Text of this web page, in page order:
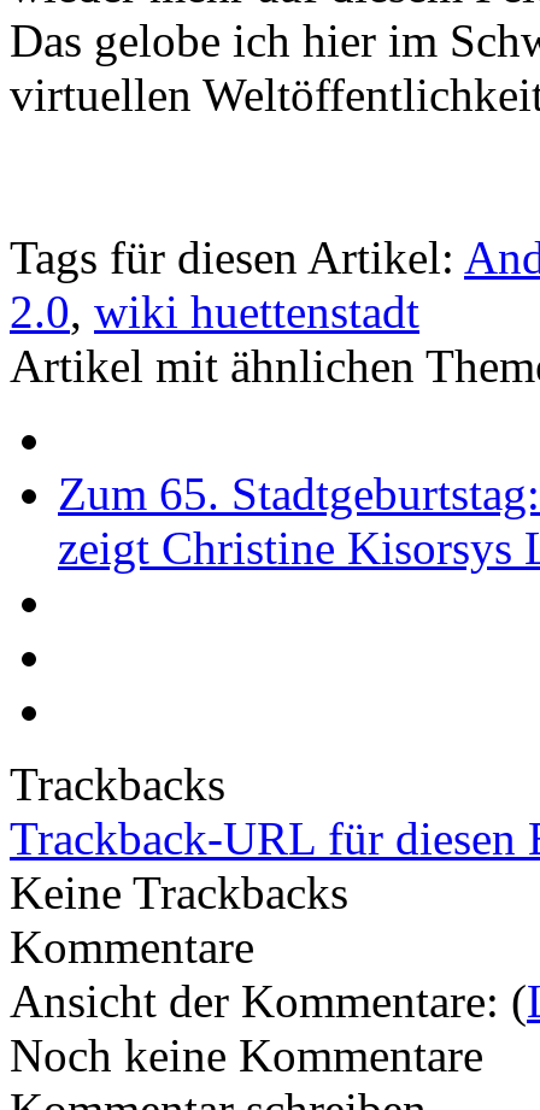
Das gelobe ich hier im
virtuellen
Tags für diesen Artikel:
2.0, wiki huettenstadt
Artikel mit ähnlichen
Zum 65.
zeigt Christine Kisorsys
Trackbacks
Trackback-URL für diesen
Keine Trackbacks
Kommentare
Ansicht der Kommentare: (
Noch keine Kommentare